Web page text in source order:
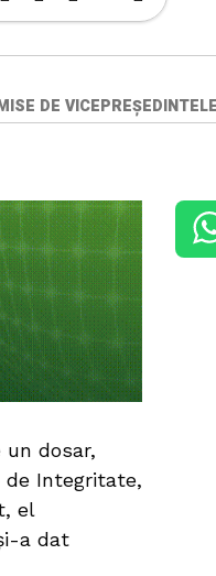
DE
dosar,
de Integritate,
el
a dat